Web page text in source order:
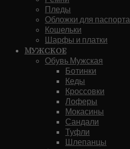
Пледы
Обложки для паспорта
Кошельки
Шарфы и платки
Мужское
Обувь Мужская
Ботинки
Кеды
Кроссовки
Лоферы
Мокасины
Сандали
Туфли
Шлепанцы